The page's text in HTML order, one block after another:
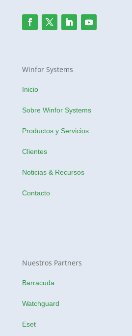
Winfor Systems
Inicio
Sobre Winfor Systems
Productos y Servicios
Clientes
Noticias & Recursos
Contacto
Nuestros Partners
Barracuda
Watchguard
Eset